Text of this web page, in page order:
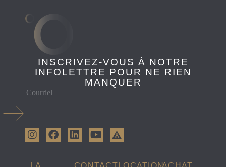
INSCRIVEZ-VOUS À NOTRE
INFOLETTRE POUR NE RIEN
MANQUER